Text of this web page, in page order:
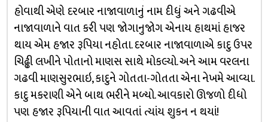
હોવાથી એણે દરબાર નાજાવાળાનું નામ દીધું અને ગઢવીએ
નાજાવાળાને વાત કરી પણ જોગાનુજોગ એનાય હાથમાં હાજર
થાય એમ હજાર રૂપિયા નહોતા. દરબાર નાજાવાળાએ કાદુ ઉપર
ચિઢ્ઢી લખીને પોતાનો માણસ સાથે મોકલ્યો. અને આમ વરલના
ગઢવી માણસુરભાઇ, કાદુને ગોતતા-ગોતતા એના નેખમે આવ્યા.
કાદુ મકરાણી એને બાથ ભરીને મળ્યો. આવકારો ઊજળો દીધો
પણ હજાર રૂપિયાની વાત આવતાં ત્યાંય શુકન ન થયાં!